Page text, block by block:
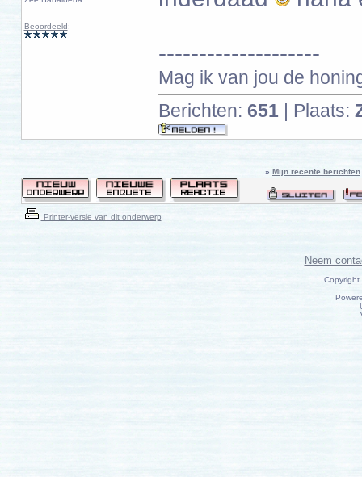
Beoordeeld:
--------------------
Mag ik van jou de
Berichten: 651| Plaats:
» Mijn recente berichten
Printer-versie van dit onderwerp
Neem
Copyright